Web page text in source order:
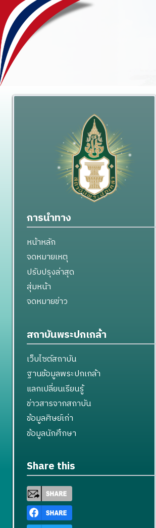
การนำทาง
หน้าหลัก
จดหมายเหตุ
ปรับปรุงล่าสุด
สุ่มหน้า
จดหมายข่าว
สถาบันพระปกเกล้า
เว็บไซต์สถาบัน
ฐานข้อมูลพระปกเกล้า
แลกเปลี่ยนเรียนรู้
ข่าวสารจากสถาบัน
ข้อมูลศิษย์เก่า
ข้อมูลนักศึกษา
Share this